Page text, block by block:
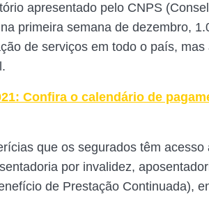
apresentado pelo CNPS
primeira semana de dezembro,
de serviços em todo o país,
Confira o calendário de
que os segurados têm acesso
por invalidez,
de Prestação Continuada),